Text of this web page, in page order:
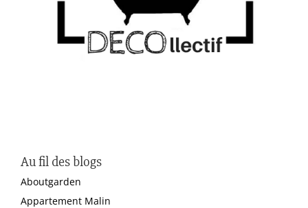
Au fil des blogs
Aboutgarden
Appartement Malin